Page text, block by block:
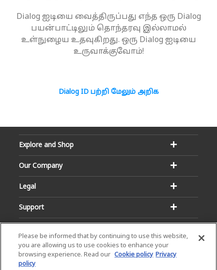
Dialog ஐடியை வைத்திருப்பது எந்த ஒரு Dialog
பயன்பாட்டிலும் தொந்தரவு இல்லாமல்
உள்நுழைய உதவுகிறது. ஒரு Dialog ஐடியை
உருவாக்குவோம்!
Dialog ID பற்றி மேலும் அறிக
Explore and Shop
Our Company
Legal
Support
Please be informed that by continuing to use this website,
you are allowing us to use cookies to enhance your
browsing experience. Read our Cookie policy Privacy
policy